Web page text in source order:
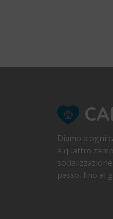
Diamo a ogni
a quattro
passo, fino al